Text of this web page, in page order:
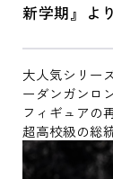
新学期』よ
大人気シリー
ーダンガンロ
フィギュアの
超高校級の総